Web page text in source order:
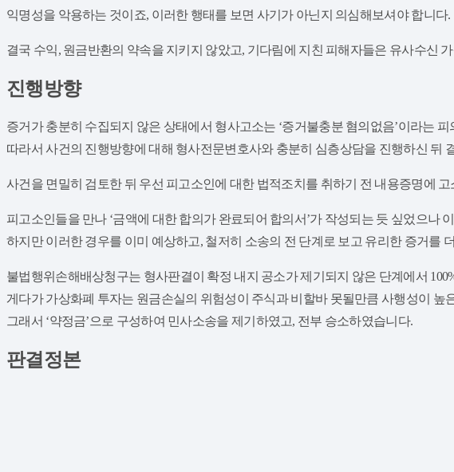
익명성을 악용하는 것이죠, 이러한 행태를 보면 사기가 아닌지 의심해보셔야 합니다.
결국 수익, 원금반환의 약속을 지키지 않았고, 기다림에 지친 피해자들은 유사수신
진행방향
증거가 충분히 수집되지 않은 상태에서 형사고소는 ‘증거불충분 혐의없음’이라는
따라서 사건의 진행방향에 대해 형사전문변호사와 충분히 심층상담을 진행하신 뒤
사건을 면밀히 검토한 뒤 우선 피고소인에 대한 법적조치를 취하기 전 내용증명에
피고소인들을 만나 ‘금액에 대한 합의가 완료되어 합의서’가 작성되는 듯 싶었으나
하지만 이러한 경우를 이미 예상하고, 철저히 소송의 전 단계로 보고 유리한 증거를
불법행위손해배상청구는 형사판결이 확정 내지 공소가 제기되지 않은 단계에서
게다가 가상화폐 투자는 원금손실의 위험성이 주식과 비할바 못될만큼 사행성이 높
그래서 ‘약정금’으로 구성하여 민사소송을 제기하였고, 전부 승소하였습니다.
판결정본